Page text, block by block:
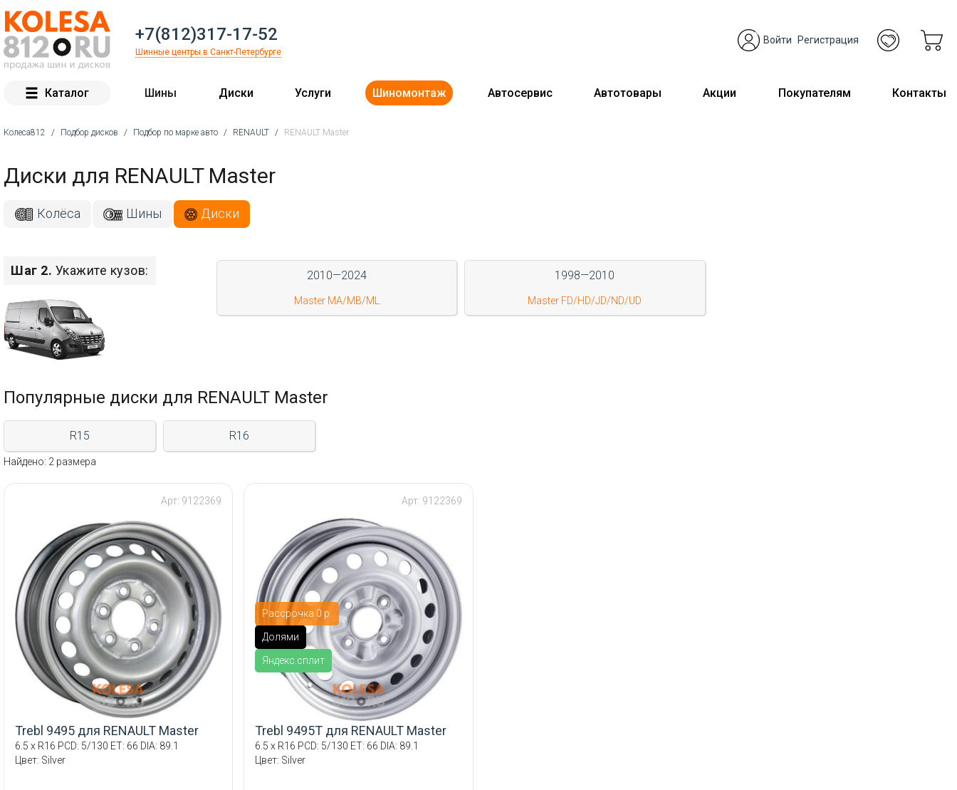
+7(812)317-17-52
Шинные центры в Санкт-Петербурге
Войти Регистрация
Каталог Шины Диски Услуги Шиномонтаж Автосервис Автотовары Акции Покупателям Контакты
Колеса812 / Подбор дисков / Подбор по марке авто / RENAULT / RENAULT Master
Диски для RENAULT Master
Колёса Шины Диски
Шаг 2. Укажите кузов: 2010—2024
Master MA/MB/ML
1998—2010
Master FD/HD/JD/ND/UD
Популярные диски для RENAULT Master
R15 R16
Найдено: 2 размера
Арт: 9122369
Trebl 9495 для RENAULT Master
6.5 x R16 PCD: 5/130 ET: 66 DIA: 89.1
Цвет: Silver
Рассрочка 0 р.
Долями
Яндекс.сплит
Арт: 9122369
Trebl 9495T для RENAULT Master
6.5 x R16 PCD: 5/130 ET: 66 DIA: 89.1
Цвет: Silver